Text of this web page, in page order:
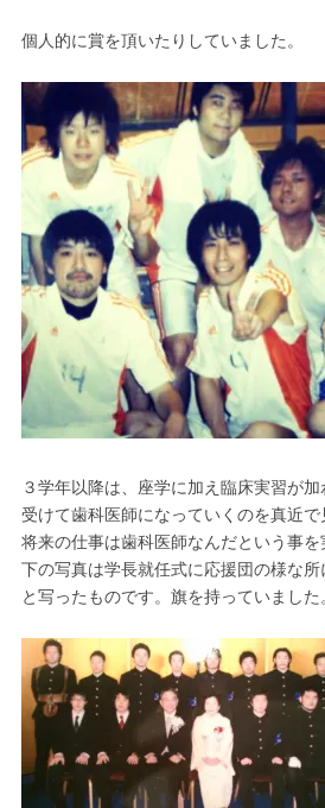
個人的に賞を頂いたりしていました。
３学年以降は、座学に加え臨床実習が
受けて歯科医師になっていくのを真近
将来の仕事は歯科医師なんだという事を
下の写真は学長就任式に応援団の様な
と写ったものです。旗を持っていました